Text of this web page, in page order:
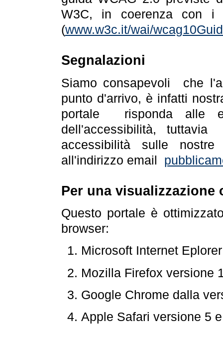
W3C, in coerenza con i
(www.w3c.it/wai/
Segnalazioni
Siamo consapevoli che
punto d'arrivo, è infatti
portale risponda alle
dell'accessibilità,
accessibilità sulle
all'indirizzo email
Per una visualizzazione
Questo portale è
browser:
Microsoft Internet
Mozilla Firefox versione
Google Chrome dalla
Apple Safari versione 5